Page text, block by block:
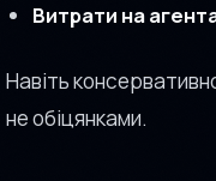
Витрати на
Навіть
не обіцянками.